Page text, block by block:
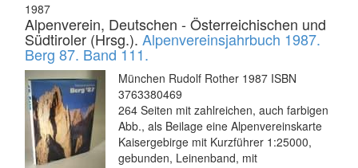
1987
Alpenverein, Deutschen - Österreichischen und
Südtiroler (Hrsg.). Alpenvereinsjahrbuch 1987.
Berg 87. Band 111.
München Rudolf Rother 1987 ISBN
3763380469
264 Seiten mit zahlreichen, auch farbigen
Abb., als Beilage eine Alpenvereinskarte
Kaisergebirge mit Kurzführer 1:25000,
gebunden, Leinenband, mit